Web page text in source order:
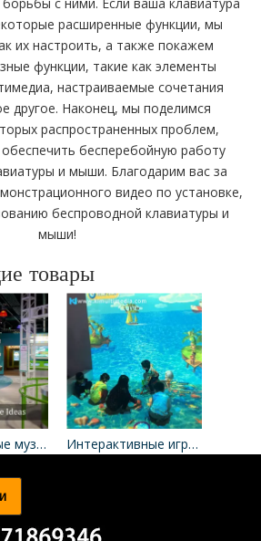
расширенные функции, мы
их настроить, а также покажем
функции, такие как элементы
настраиваемые сочетания
другое. Наконец, мы поделимся
распространенных проблем,
бесперебойную работу
и мыши. Благодарим вас за
видео по установке,
беспроводной клавиатуры и
мыши!
товары
Интерактивные музейные экспонаты Интерактивные игры с проектором